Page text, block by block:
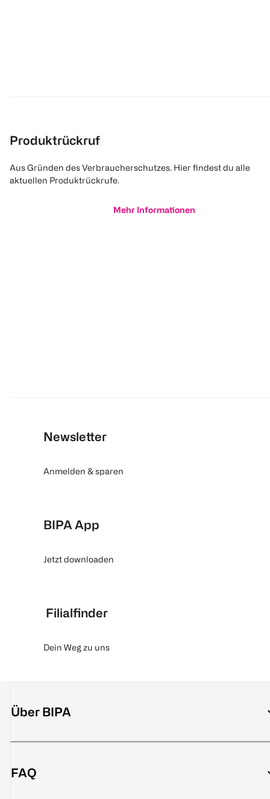
Produktrückruf
Aus Gründen des Verbraucherschutzes. Hier findest du alle
aktuellen Produktrückrufe.
Mehr Informationen
Newsletter
Anmelden & sparen
BIPA App
Jetzt downloaden
Filialfinder
Dein Weg zu uns
Über BIPA
FAQ